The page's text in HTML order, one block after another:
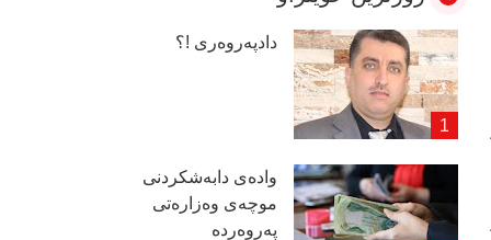
دادپەروەری !؟
وادەی دابەشكردنی
موچەی وەزارەتی
پەروەردە